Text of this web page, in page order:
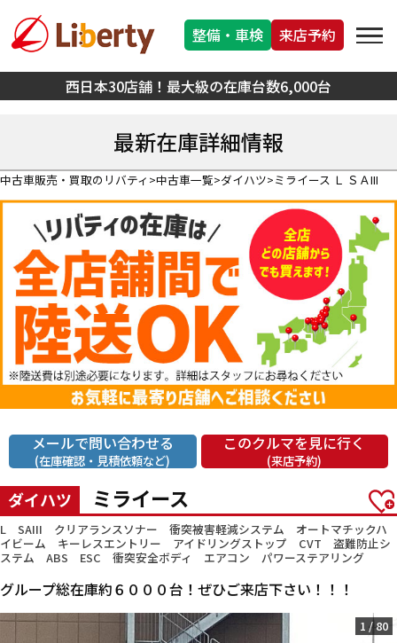
西日本30店舗！最大級の在庫台数6,000台
整備・車検 来店予約
最新在庫詳細情報
中古車販売・買取のリバティ 中古車一覧 ダイハツ ミライース Ｌ ＳＡIII
メールで問い合わせる
(在庫確認・見積依頼など)
このクルマを見に行く
(来店予約)
ダイハツ ミライース
L SAIII クリアランスソナー 衝突被害軽減システム オートマチックハ
イビーム キーレスエントリー アイドリングストップ CVT 盗難防止シ
ステム ABS ESC 衝突安全ボディ エアコン パワーステアリング
グループ総在庫約６０００台！ぜひご来店下さい！！！
1 /80